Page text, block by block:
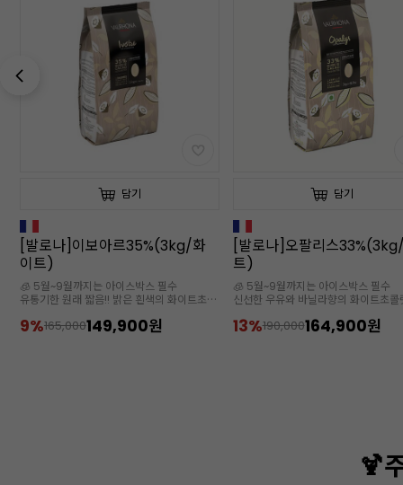
담기
[발로나]이보아르35%(3kg/화
이트)
🧊 5월~9월까지는 아이스박스 필수
유통기한 원래 짧음!! 밝은 흰색의 화이트초콜
9%165,000149,900원
담기
[발로나]오팔리스
트)
🧊 5월~9월까지는 아이스박스 필수
신선한 우유와 바닐라향의 화이트초콜
13%190,000164,900원
🍹